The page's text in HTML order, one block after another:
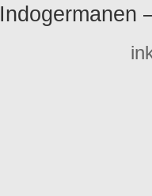
Indogermanen